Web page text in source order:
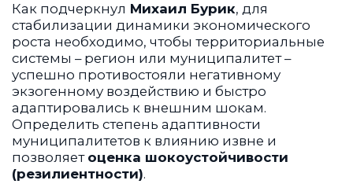
Как подчеркнул Михаил Бурик, для
стабилизации динамики экономического
роста необходимо, чтобы территориальные
системы – регион или муниципалитет –
успешно противостояли негативному
экзогенному воздействию и быстро
адаптировались к внешним шокам.
Определить степень адаптивности
муниципалитетов к влиянию извне и
позволяет оценка шокоустойчивости
(резилиентности).